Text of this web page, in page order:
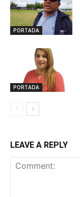
PORTADA
PORTADA
LEAVE A REPLY